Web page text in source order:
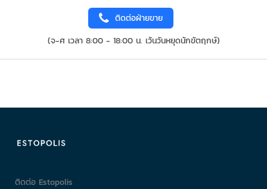
ติดต่อฝ่ายขาย
(จ-ศ เวลา 8:00 - 18:00 น. เว้นวันหยุดนักขัตฤกษ์)
ติดต่อ Estopolis